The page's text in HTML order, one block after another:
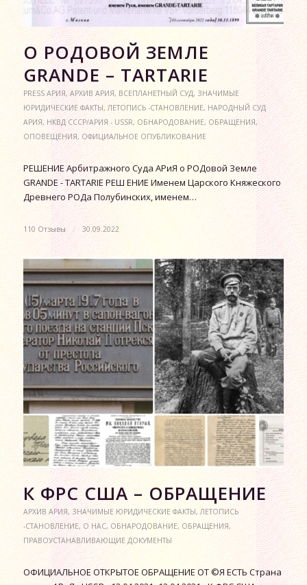
О РОДОВОЙ ЗЕМЛЕ
GRANDE – TARTARIE
PRESS АРИЯ,АРХИВ АРИЯ,ВСЕПЛАНЕТНЫЙ СУД,ЗНАЧИМЫЕ
ЮРИДИЧЕСКИЕ ФАКТЫ,ЛЕТОПИСЬ -СТАНОВЛЕНИЕ,НАРОДНЫЙ СУД
АРИЯ,НКВД СССР/АРИЯ - USSR,ОБНАРОДОВАНИЕ,ОБРАЩЕНИЯ,
ОПОВЕЩЕНИЯ,ОФИЦИАЛЬНОЕ ОПУБЛИКОВАНИЕ
РЕШЕНИЕ Арбитражного Суда АРиЯ о РОДовой Земле
GRANDE - TARTARIE РЕШ ЕНИЕ Именем Царского Княжеского
Древнего РОДа Полубинских, именем…
110 Отзывы / 30.09.2022
К ФРС США – ОБРАЩЕНИЕ
АРХИВ АРИЯ,ЗНАЧИМЫЕ ЮРИДИЧЕСКИЕ ФАКТЫ,ЛЕТОПИСЬ
-СТАНОВЛЕНИЕ,О НАС,ОБНАРОДОВАНИЕ,ОБРАЩЕНИЯ,
ПРАВОУСТАНАВЛИВАЮЩИЕ ДОКУМЕНТЫ
ОФИЦИАЛЬНОЕ ОТКРЫТОЕ ОБРАЩЕНИЕ ОТ ©Я ЕСТЬ Страна